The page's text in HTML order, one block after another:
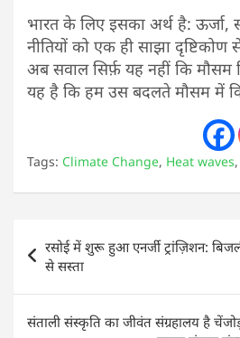
भारत के लिए इसका अर्थ है: ऊर्जा,
नीतियों को एक ही साझा दृष्टिकोण
अब सवाल सिर्फ़ यह नहीं कि मौसम
यह है कि हम उस बदलते मौसम में
Tags: Climate Change, Heat waves,
Post
navigation
रसोई में शुरू हुआ एनर्जी ट्रांज़िशन:
से सस्ता
संताली संस्कृति का जीवंत संग्रहालय है